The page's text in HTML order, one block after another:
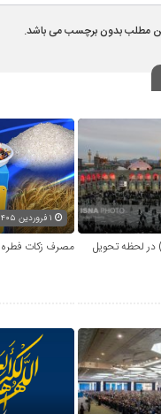
مطلب بدون برچسب می باشد.
در لحظه تحویل
مصرف زکات فطره